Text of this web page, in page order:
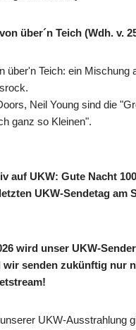
über´n Teich (Wdh. v.
über'n Teich: ein Mischung
Neil Young sind die
ganz so Kleinen".
auf UKW: Gute Nacht
UKW-Sendetag am
wird unser UKW-
wir senden zukünftig nur
UKW-Ausstrahlung